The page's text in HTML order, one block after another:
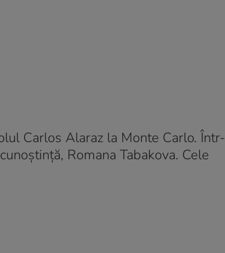
Carlos Alaraz la Monte Carlo. Într-
Romana Tabakova. Cele